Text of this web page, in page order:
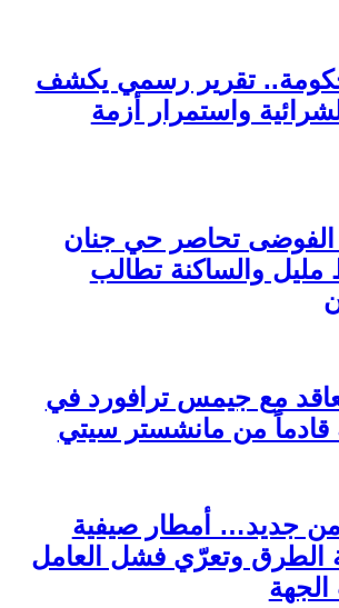
تقرير رسمي يكشف
واستمرار أزمة
الفوضى تحاصر حي جنان
مليل والساكنة تطالب
مع جيمس ترافورد في
قادماً من مانشستر سيتي
جديد… أمطار صيفية
وتعرّي فشل العامل